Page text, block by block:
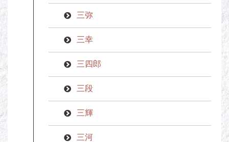
三弥
三幸
三四郎
三段
三輝
三河